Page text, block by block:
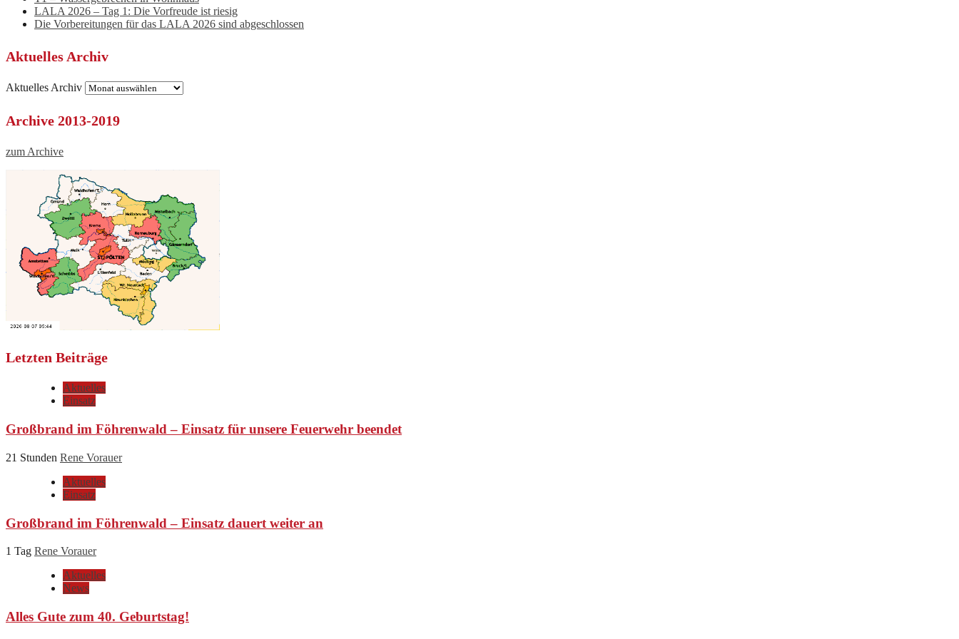
LALA 2026 – Tag 1: Die Vorfreude ist riesig
Die Vorbereitungen für das LALA 2026 sind abgeschlossen
Aktuelles Archiv
Aktuelles Archiv
Archive 2013-2019
zum Archive
Letzten Beiträge
Aktuelles
Einsatz
Großbrand im Föhrenwald – Einsatz für unsere Feuerwehr beendet
21 Stunden Rene Vorauer
Aktuelles
Einsatz
Großbrand im Föhrenwald – Einsatz dauert weiter an
1 Tag Rene Vorauer
Aktuelles
News
Alles Gute zum 40. Geburtstag!